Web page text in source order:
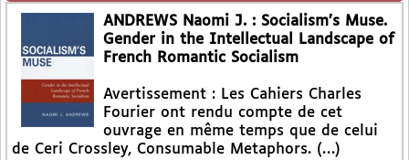
ANDREWS Naomi J. : Socialism’s Muse.
Gender in the Intellectual Landscape of
French Romantic Socialism
Avertissement : Les Cahiers Charles
Fourier ont rendu compte de cet
ouvrage en même temps que de celui
de Ceri Crossley, Consumable Metaphors. (…)